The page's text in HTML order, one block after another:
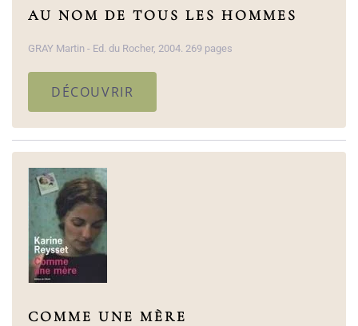
AU NOM DE TOUS LES HOMMES
GRAY Martin - Ed. du Rocher, 2004. 269 pages
DÉCOUVRIR
COMME UNE MÈRE